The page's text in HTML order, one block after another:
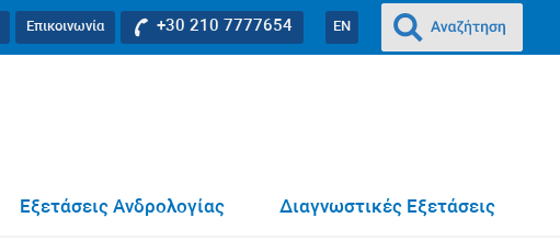
EN
+30 210 7777654
Επικοινωνία
Διαγνωστικές Εξετάσεις
Εξετάσεις Ανδρολογίας